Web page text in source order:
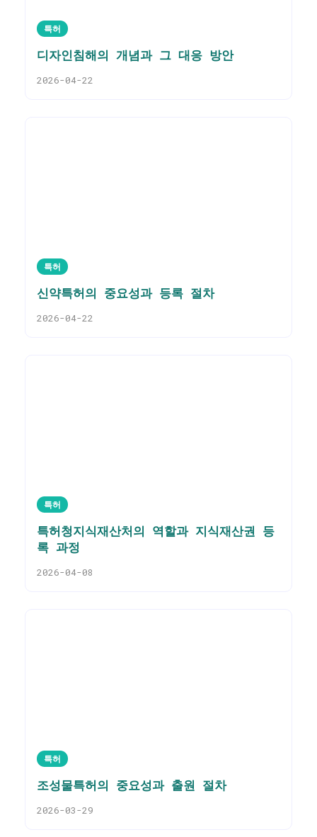
특허
디자인침해의 개념과 그 대응 방안
2026-04-22
특허
신약특허의 중요성과 등록 절차
2026-04-22
특허
특허청지식재산처의 역할과 지식재산권 등
록 과정
2026-04-08
특허
조성물특허의 중요성과 출원 절차
2026-03-29